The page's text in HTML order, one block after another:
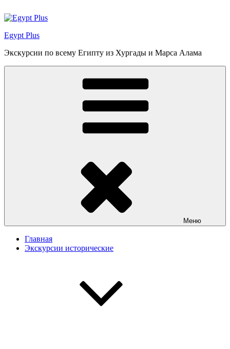
к
Egypt Plus
Экскурсии по всему Египту из Хургады и Марса Алама
Меню
Главная
Экскурсии истoрические